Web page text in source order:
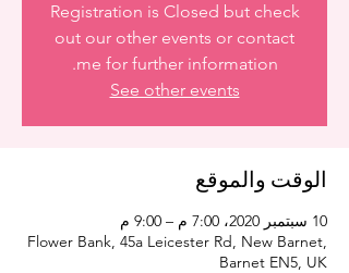
Registration is Closed but check
out our other events or contact
me for further information.
See other events
الوقت والموقع
10 سبتمبر 2020، 7:00 م – 9:00 م
Flower Bank, 45a Leicester Rd, New Barnet,
Barnet EN5, UK